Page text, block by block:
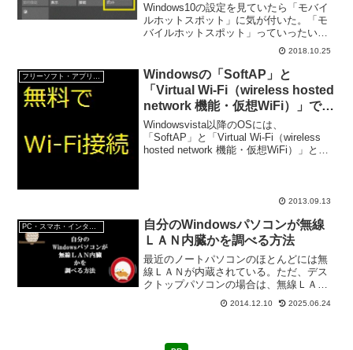
Windows10の設定を見ていたら「モバイ
ルホットスポット」に気が付いた。「モ
バイルホットスポット」っていったい
何？「モバイルホットスポット」をONに
すれば、Windows10を仮想無線LANルー
ターとして利用できるってこと？
2018.10.25
フリーソフト・アプリ・Webサービス
Windowsの「SoftAP」と
「Virtual Wi-Fi（wireless hosted
network 機能・仮想WiFi）」で何
ができる？
Windowsvista以降のOSには、
「SoftAP」と「Virtual Wi-Fi（wireless
hosted network 機能・仮想WiFi）」とい
2013.09.13
自分のWindowsパソコンが無線
ＬＡＮ内臓かを調べる方法
最近のノートパソコンのほとんどには無
線ＬＡＮが内蔵されている。ただ、デス
クトップパソコンの場合は、無線ＬＡＮ
が内蔵されていない場合もある。無線Ｌ
ＡＮが内蔵されてるか、判らないって時
2014.12.10 2025.06.24